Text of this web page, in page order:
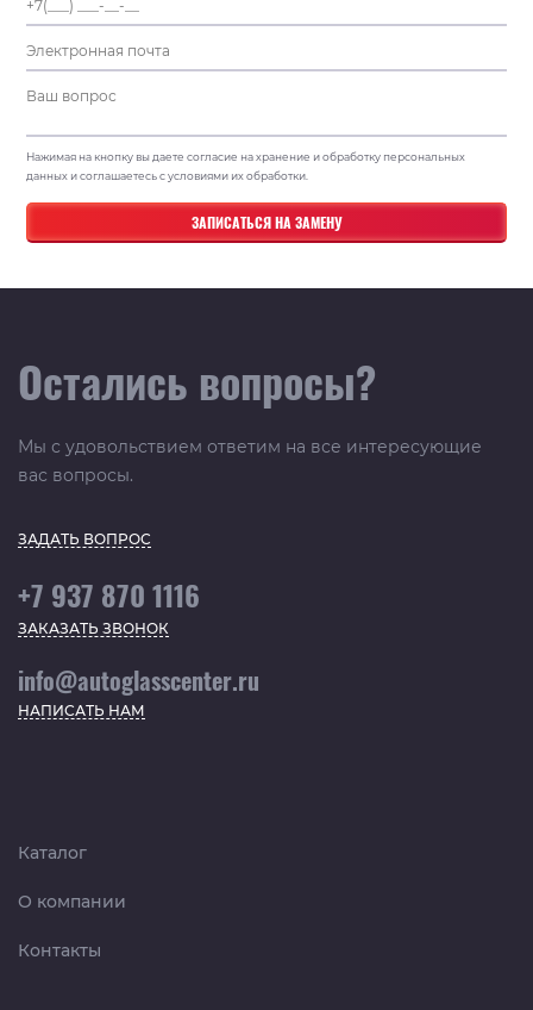
Нажимая на кнопку вы даете согласие на хранение и обработку персональных
данных и соглашаетесь с условиями их обработки.
Остались вопросы?
Мы с удовольствием ответим на все интересующие
вас вопросы.
ЗАДАТЬ ВОПРОС
+7 937 870 1116
ЗАКАЗАТЬ ЗВОНОК
info@autoglasscenter.ru
НАПИСАТЬ НАМ
Каталог
О компании
Контакты